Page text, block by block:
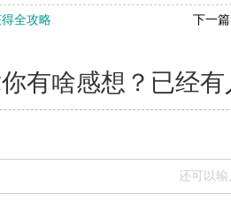
全攻略 下一
有啥感想？已经有
还可以输